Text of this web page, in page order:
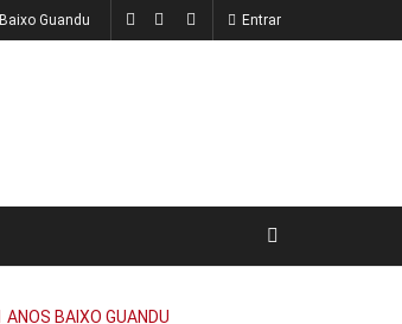
Baixo Guandu Entrar